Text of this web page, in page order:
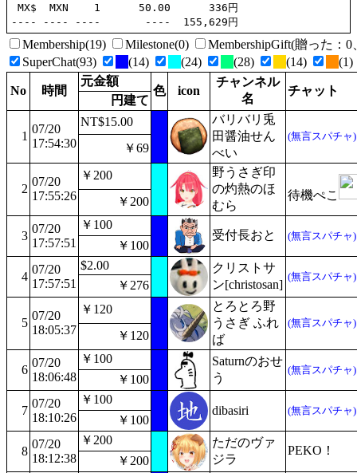
MX$  MXN    1      50.00      336円
Membership(19) Milestone(0)
MembershipGift(贈った：
SuperChat(93)
(14) (24) (28) (14) (1)
No 時間
元金額
色 icon
チャンネル
名
チャット
円建て
1
07/20
17:54:30
NT$15.00
バリバリ兎
田醤油せん
べい
(無言スパチャ)
￥69
2
07/20
17:55:26
￥200
野うさぎ印
の灼熱のほ
むら
待機ぺこ
￥200
3
07/20
17:57:51
￥100
受付長おと (無言スパチャ)
￥100
4
07/20
17:57:51
$2.00
クリストサ
ン[christosan]
(無言スパチャ)
￥276
5
07/20
18:05:37
￥120
とろとろ野
うさぎ ふれ
ば
(無言スパチャ)
￥120
6
07/20
18:06:48
￥100
Saturnのおせ
う
(無言スパチャ)
￥100
7
07/20
18:10:26
￥100
dibasiri
(無言スパチャ)
￥100
8
07/20
18:12:38
￥200
ただのヴァ
ジラ
PEKO！
￥200